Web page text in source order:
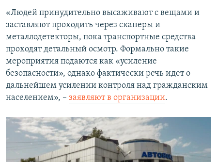
«Людей принудительно высаживают с вещами и
заставляют проходить через сканеры и
металлодетекторы, пока транспортные средства
проходят детальный осмотр. Формально такие
мероприятия подаются как «усиление
безопасности», однако фактически речь идет о
дальнейшем усилении контроля над гражданским
населением», – заявляют в организации.